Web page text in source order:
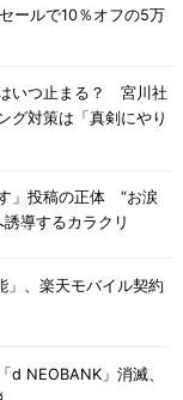
ールで10％オフの5万
いつ止まる？ 宮川社
対策は「真剣にやり
」投稿の正体 “お涙
導するカラクリ
」、楽天モバイル契約
NEOBANK」消滅、